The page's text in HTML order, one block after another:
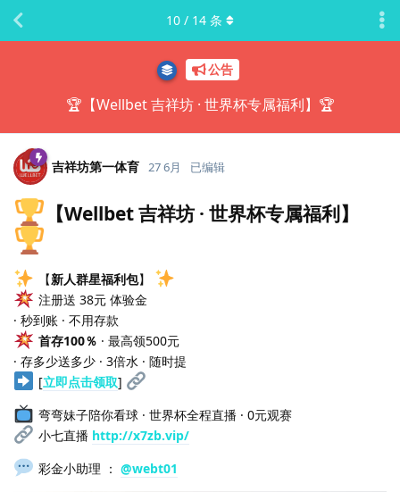
公告
🏆【Wellbet 吉祥坊 · 世界杯专属福利】🏆
10 / 14 条
吉祥坊第一体育 27 6月 已编辑
【Wellbet 吉祥坊 · 世界杯专属福利】
【新人群星福利包】
注册送 38元 体验金
· 秒到账 · 不用存款
首存100％ · 最高领500元
· 存多少送多少 · 3倍水 · 随时提
[立即点击领取]
弯弯妹子陪你看球 · 世界杯全程直播 · 0元观赛
小七直播 http://x7zb.vip/
彩金小助理 ： @webt01